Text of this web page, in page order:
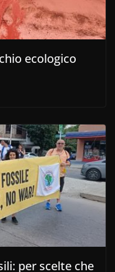
ecologico
per scelte che